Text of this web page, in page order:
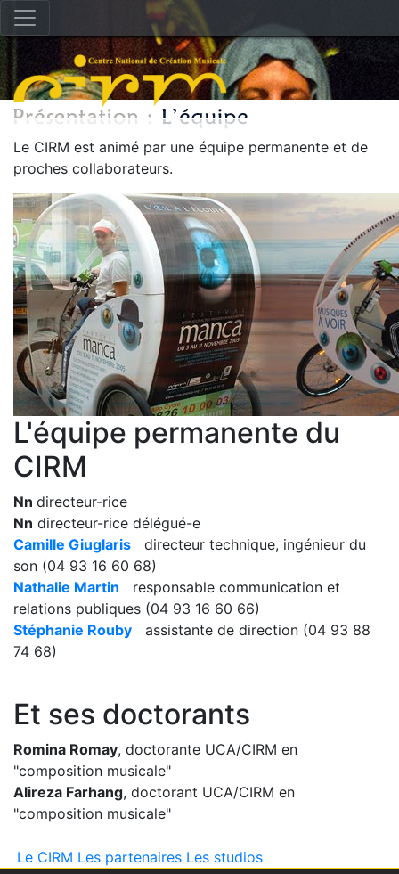
Le CIRM est animé par une équipe permanente et de
proches collaborateurs.
L'équipe permanente du
CIRM
Nn directeur-rice
Nn directeur-rice délégué-e
Camille Giuglaris directeur technique, ingénieur du
son (04 93 16 60 68)
Nathalie Martin responsable communication et
relations publiques (04 93 16 60 66)
Stéphanie Rouby assistante de direction (04 93 88
74 68)
Et ses doctorants
Romina Romay, doctorante UCA/CIRM en
"composition musicale"
Alireza Farhang, doctorant UCA/CIRM en
"composition musicale"
Le CIRM Les partenaires Les studios